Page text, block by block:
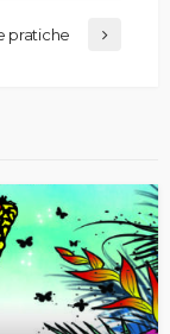
pratiche